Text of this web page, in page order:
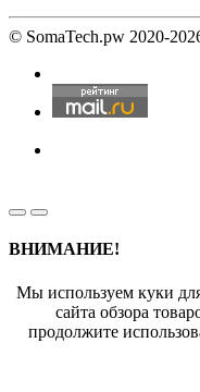
© SomaTech.pw 2020-
ВНИМАНИЕ!
Мы используем куки
сайта обзора
продолжите